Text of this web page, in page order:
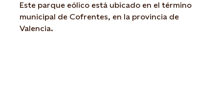
Este parque eólico está ubicado en el término
municipal de Cofrentes, en la provincia de
Valencia.